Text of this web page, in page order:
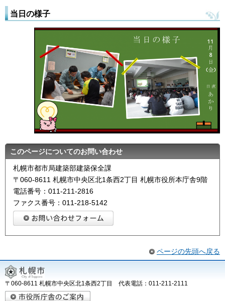
当日の様子
このページについてのお問い合わせ
札幌市都市局建築部建築保全課
〒060-8611 札幌市中央区北1条西2丁目 札幌市役所本庁舎9階
電話番号：011-211-2816
ファクス番号：011-218-5142
ページの先頭へ戻る
〒060-8611 札幌市中央区北1条西2丁目 代表電話：011-211-2111